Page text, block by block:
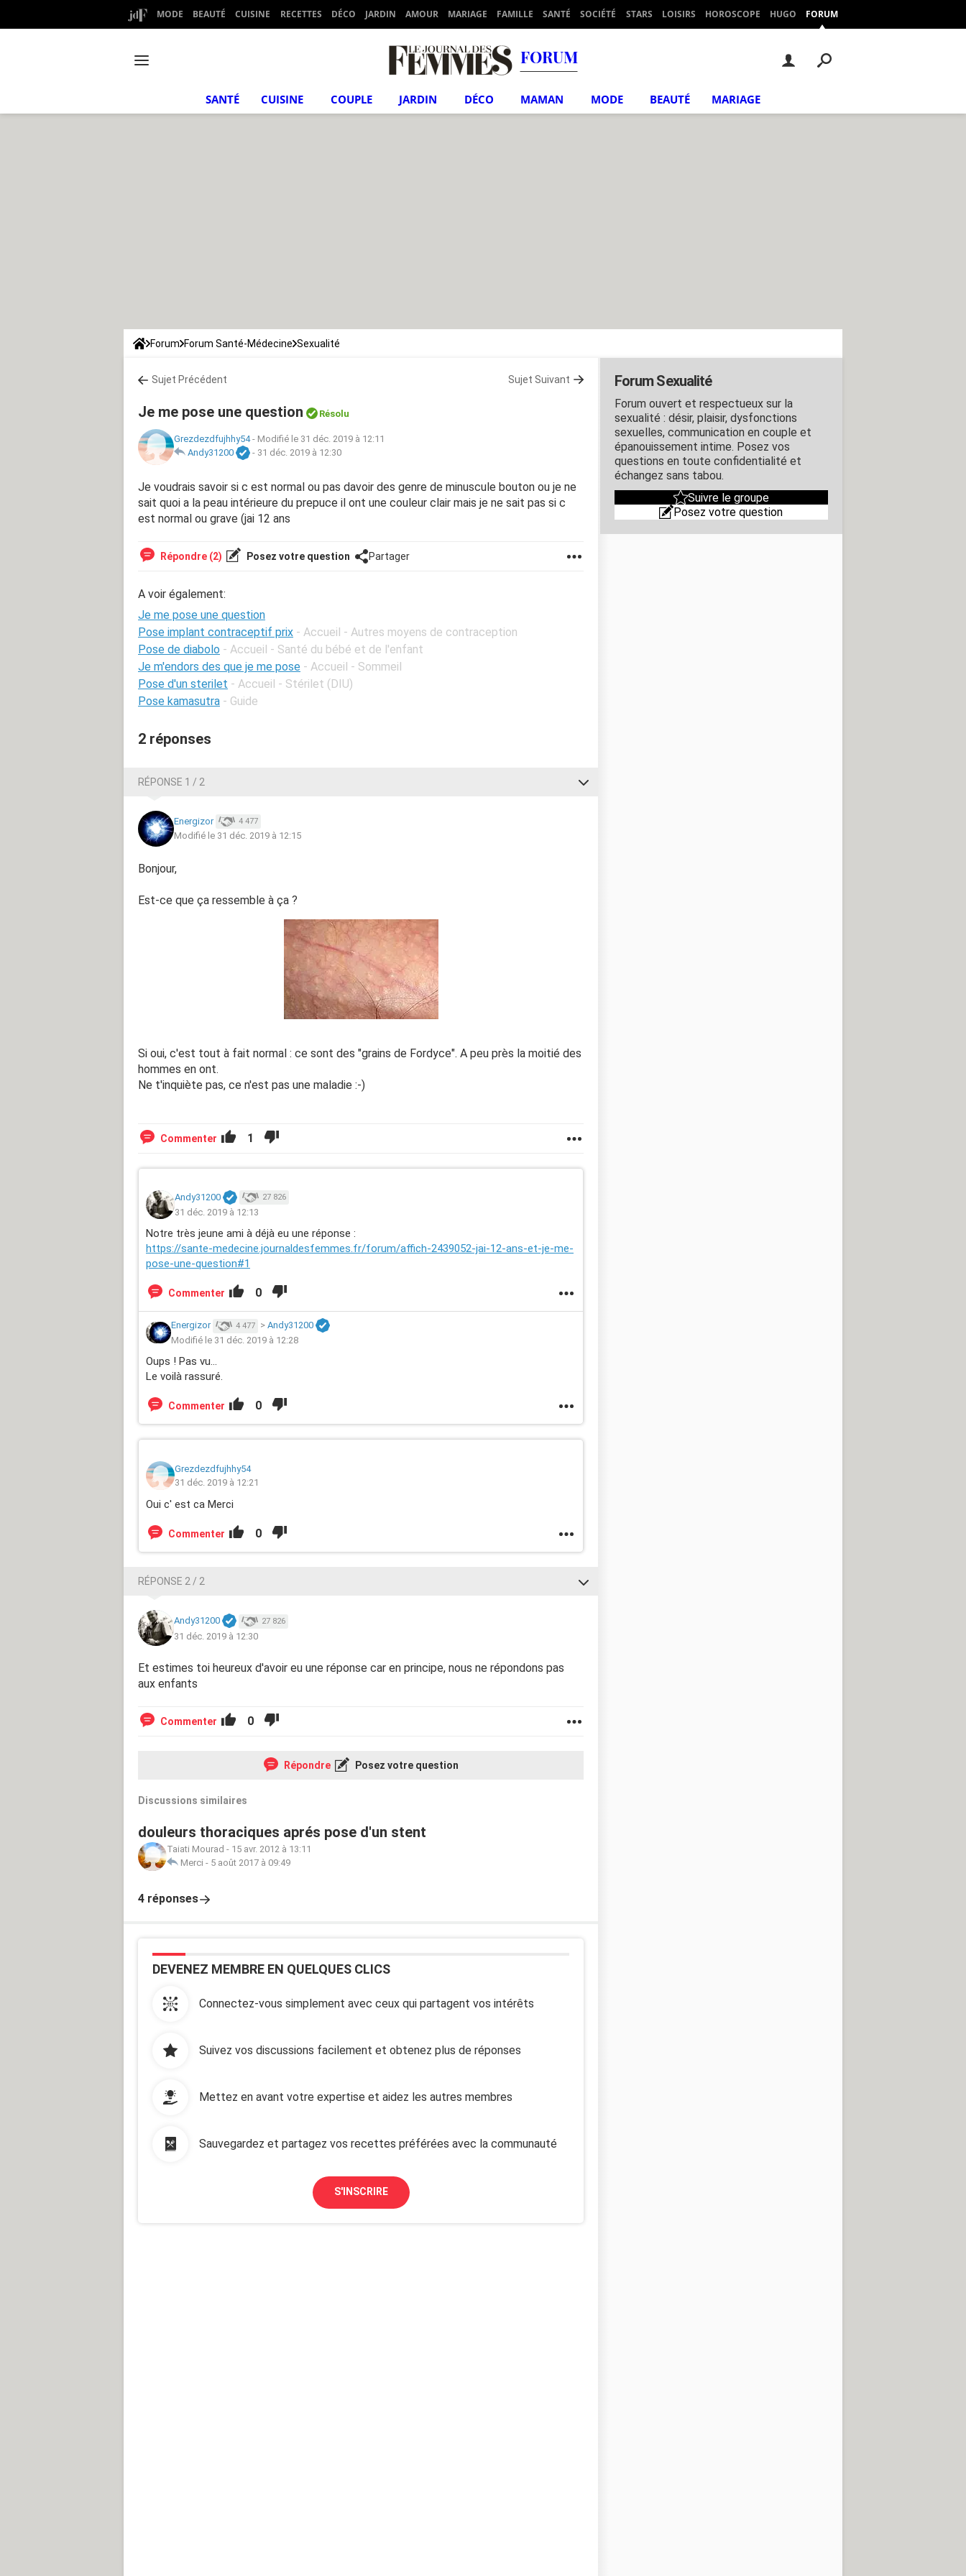
MODE BEAUTÉ CUISINE RECETTES DÉCO JARDIN AMOUR MARIAGE FAMILLE SANTÉ SOCIÉTÉ STARS LOISIRS HOROSCOPE HUGO FORUM
FORUM
SANTÉ CUISINE COUPLE JARDIN DÉCO MAMAN MODE BEAUTÉ MARIAGE
Forum Forum Santé-Médecine Sexualité
Sujet Précédent Sujet Suivant
Je me pose une question Résolu
Grezdezdfujhhy54- Modifié le 31 déc. 2019 à 12:11
Andy31200
- 31 déc. 2019 à 12:30
Je voudrais savoir si c est normal ou pas davoir des genre de minuscule bouton ou je ne
sait quoi a la peau intérieure du prepuce il ont une couleur clair mais je ne sait pas si c
est normal ou grave (jai 12 ans
Répondre (2) Posez votre question Partager
A voir également:
Je me pose une question
Pose implant contraceptif prix - Accueil - Autres moyens de contraception
Pose de diabolo - Accueil - Santé du bébé et de l'enfant
Je m'endors des que je me pose - Accueil - Sommeil
Pose d'un sterilet - Accueil - Stérilet (DIU)
Pose kamasutra - Guide
2 réponses
RÉPONSE 1 / 2
Energizor 4 477
Modifié le 31 déc. 2019 à 12:15
Bonjour,
Est-ce que ça ressemble à ça ?
Si oui, c'est tout à fait normal : ce sont des "grains de Fordyce". A peu près la moitié des
hommes en ont.
Ne t'inquiète pas, ce n'est pas une maladie :-)
Commenter 1
Andy31200 27 826
31 déc. 2019 à 12:13
Notre très jeune ami à déjà eu une réponse :
https://sante-medecine.journaldesfemmes.fr/forum/affich-2439052-jai-12-ans-et-je-me-
pose-une-question#1
Commenter 0
Energizor 4 477 > Andy31200
Modifié le 31 déc. 2019 à 12:28
Oups ! Pas vu...
Le voilà rassuré.
Commenter 0
Grezdezdfujhhy54
31 déc. 2019 à 12:21
Oui c' est ca Merci
Commenter 0
RÉPONSE 2 / 2
Andy31200 27 826
31 déc. 2019 à 12:30
Et estimes toi heureux d'avoir eu une réponse car en principe, nous ne répondons pas
aux enfants
Commenter 0
Répondre Posez votre question
Discussions similaires
douleurs thoraciques aprés pose d'un stent
Taiati Mourad - 15 avr. 2012 à 13:11
Merci - 5 août 2017 à 09:49
4 réponses
DEVENEZ MEMBRE EN QUELQUES CLICS
Connectez-vous simplement avec ceux qui partagent vos intérêts
Suivez vos discussions facilement et obtenez plus de réponses
Mettez en avant votre expertise et aidez les autres membres
Sauvegardez et partagez vos recettes préférées avec la communauté
S'INSCRIRE
Forum Sexualité
Forum ouvert et respectueux sur la
sexualité : désir, plaisir, dysfonctions
sexuelles, communication en couple et
épanouissement intime. Posez vos
questions en toute confidentialité et
échangez sans tabou.
Suivre le groupe
Posez votre question